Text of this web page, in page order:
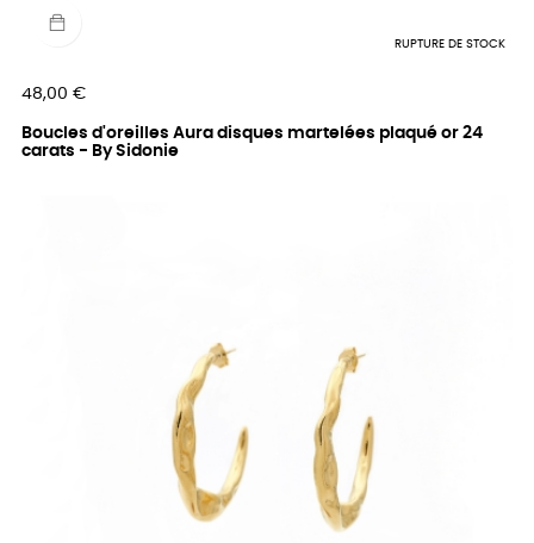
RUPTURE DE STOCK
Prix
48,00 €
Boucles d'oreilles Aura disques martelées plaqué or 24
carats - By Sidonie